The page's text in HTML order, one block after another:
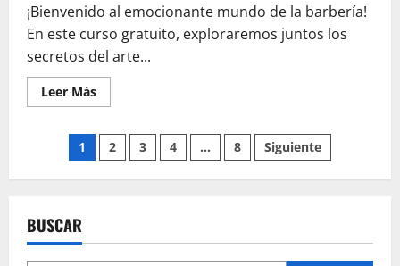
¡Bienvenido al emocionante mundo de la barbería!
En este curso gratuito, exploraremos juntos los
secretos del arte...
Leer MásLeer
más
Curso
de
Barberia
Paginación
de
entradas
1 2 3 4 … 8 Siguiente
BUSCAR